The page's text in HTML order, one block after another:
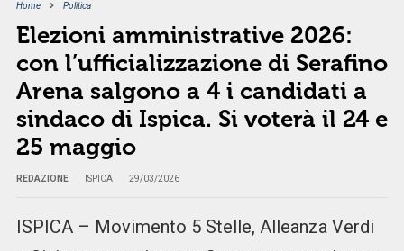
Home Politica
Elezioni amministrative 2026:
con l’ufficializzazione di Serafino
Arena salgono a 4 i candidati a
sindaco di Ispica. Si voterà il 24 e
25 maggio
REDAZIONE ISPICA 29/03/2026
ISPICA – Movimento 5 Stelle, Alleanza Verdi